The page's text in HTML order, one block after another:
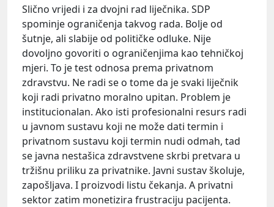
Slično vrijedi i za dvojni rad liječnika. SDP
spominje ograničenja takvog rada. Bolje od
šutnje, ali slabije od političke odluke. Nije
dovoljno govoriti o ograničenjima kao tehničkoj
mjeri. To je test odnosa prema privatnom
zdravstvu. Ne radi se o tome da je svaki liječnik
koji radi privatno moralno upitan. Problem je
institucionalan. Ako isti profesionalni resurs radi
u javnom sustavu koji ne može dati termin i
privatnom sustavu koji termin nudi odmah, tad
se javna nestašica zdravstvene skrbi pretvara u
tržišnu priliku za privatnike. Javni sustav školuje,
zapošljava. I proizvodi listu čekanja. A privatni
sektor zatim monetizira frustraciju pacijenta.